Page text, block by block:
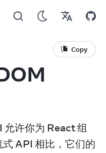
Copy
允许你为 React 组
API 相比，它们的